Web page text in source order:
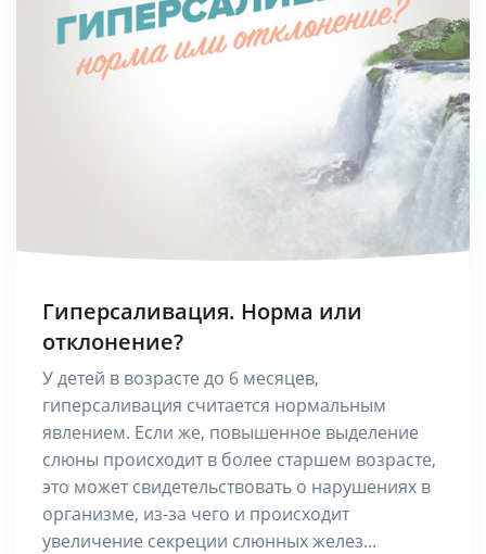
Гиперсаливация. Норма или
отклонение?
У детей в возрасте до 6 месяцев,
гиперсаливация считается нормальным
явлением. Если же, повышенное выделение
слюны происходит в более старшем возрасте,
это может свидетельствовать о нарушениях в
организме, из-за чего и происходит
увеличение секреции слюнных желез...